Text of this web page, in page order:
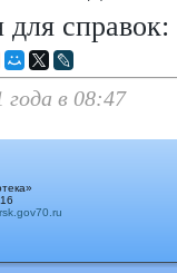
для
в 08:47